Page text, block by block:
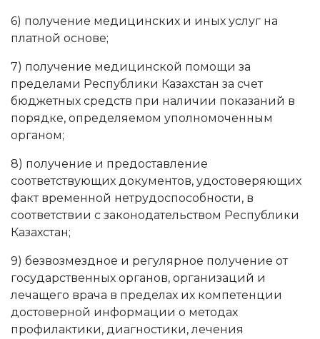
6) получение медицинских и иных услуг на
платной основе;
7) получение медицинской помощи за
пределами Республики Казахстан за счет
бюджетных средств при наличии показаний в
порядке, определяемом уполномоченным
органом;
8) получение и предоставление
соответствующих документов, удостоверяющих
факт временной нетрудоспособности, в
соответствии с законодательством Республики
Казахстан;
9) безвозмездное и регулярное получение от
государственных органов, организаций и
лечащего врача в пределах их компетенции
достоверной информации о методах
профилактики, диагностики, лечения